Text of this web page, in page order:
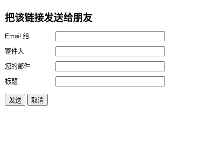
把该链接发送给朋友
Email 给
寄件人
您的邮件
标题
发送 取消